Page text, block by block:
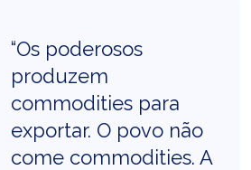
“Os poderosos
produzem
commodities para
exportar. O povo não
come commodities. A